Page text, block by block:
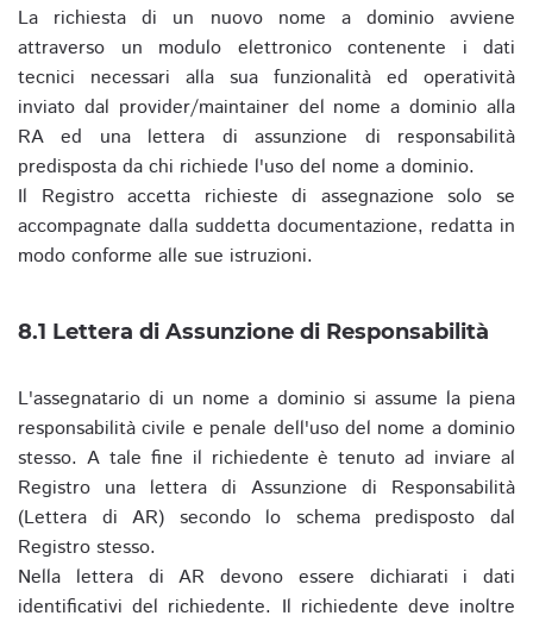
La richiesta di un nuovo nome a dominio avviene
attraverso un modulo elettronico contenente i dati
tecnici necessari alla sua funzionalità ed operatività
inviato dal provider/maintainer del nome a dominio alla
RA ed una lettera di assunzione di responsabilità
predisposta da chi richiede l'uso del nome a dominio.
Il Registro accetta richieste di assegnazione solo se
accompagnate dalla suddetta documentazione, redatta in
modo conforme alle sue istruzioni.
8.1 Lettera di Assunzione di Responsabilità
L'assegnatario di un nome a dominio si assume la piena
responsabilità civile e penale dell'uso del nome a dominio
stesso. A tale fine il richiedente è tenuto ad inviare al
Registro una lettera di Assunzione di Responsabilità
(Lettera di AR) secondo lo schema predisposto dal
Registro stesso.
Nella lettera di AR devono essere dichiarati i dati
identificativi del richiedente. Il richiedente deve inoltre